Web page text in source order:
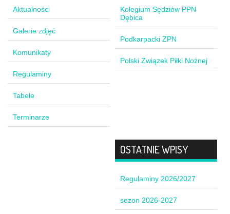
Aktualności
Galerie zdjęć
Komunikaty
Regulaminy
Tabele
Terminarze
Kolegium Sędziów PPN
Dębica
Podkarpacki ZPN
Polski Związek Piłki Nożnej
OSTATNIE WPISY
Regulaminy 2026/2027
sezon 2026-2027